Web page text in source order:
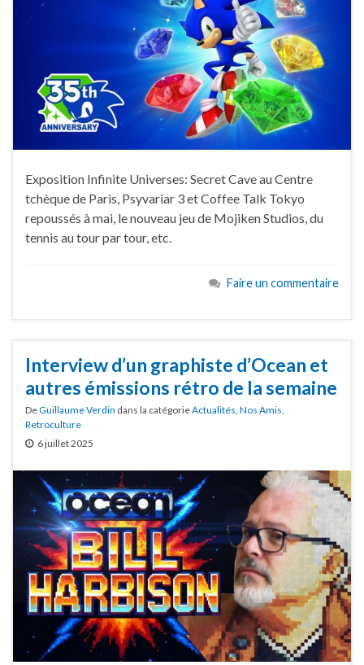
Exposition Infinite Universes: Secret Cave au Centre
tchèque de Paris, Psyvariar 3 et Coffee Talk Tokyo
repoussés à mai, le nouveau jeu de Mojiken Studios, du
tennis au tour par tour, etc.
Faire un commentaire
Interview d’un graphiste d’Ocean et
autres émissions rétro de la semaine
DeGuillaume Verdin dans la catégorieActualités, Nos Amis,
Retroculture
6 juillet 2025